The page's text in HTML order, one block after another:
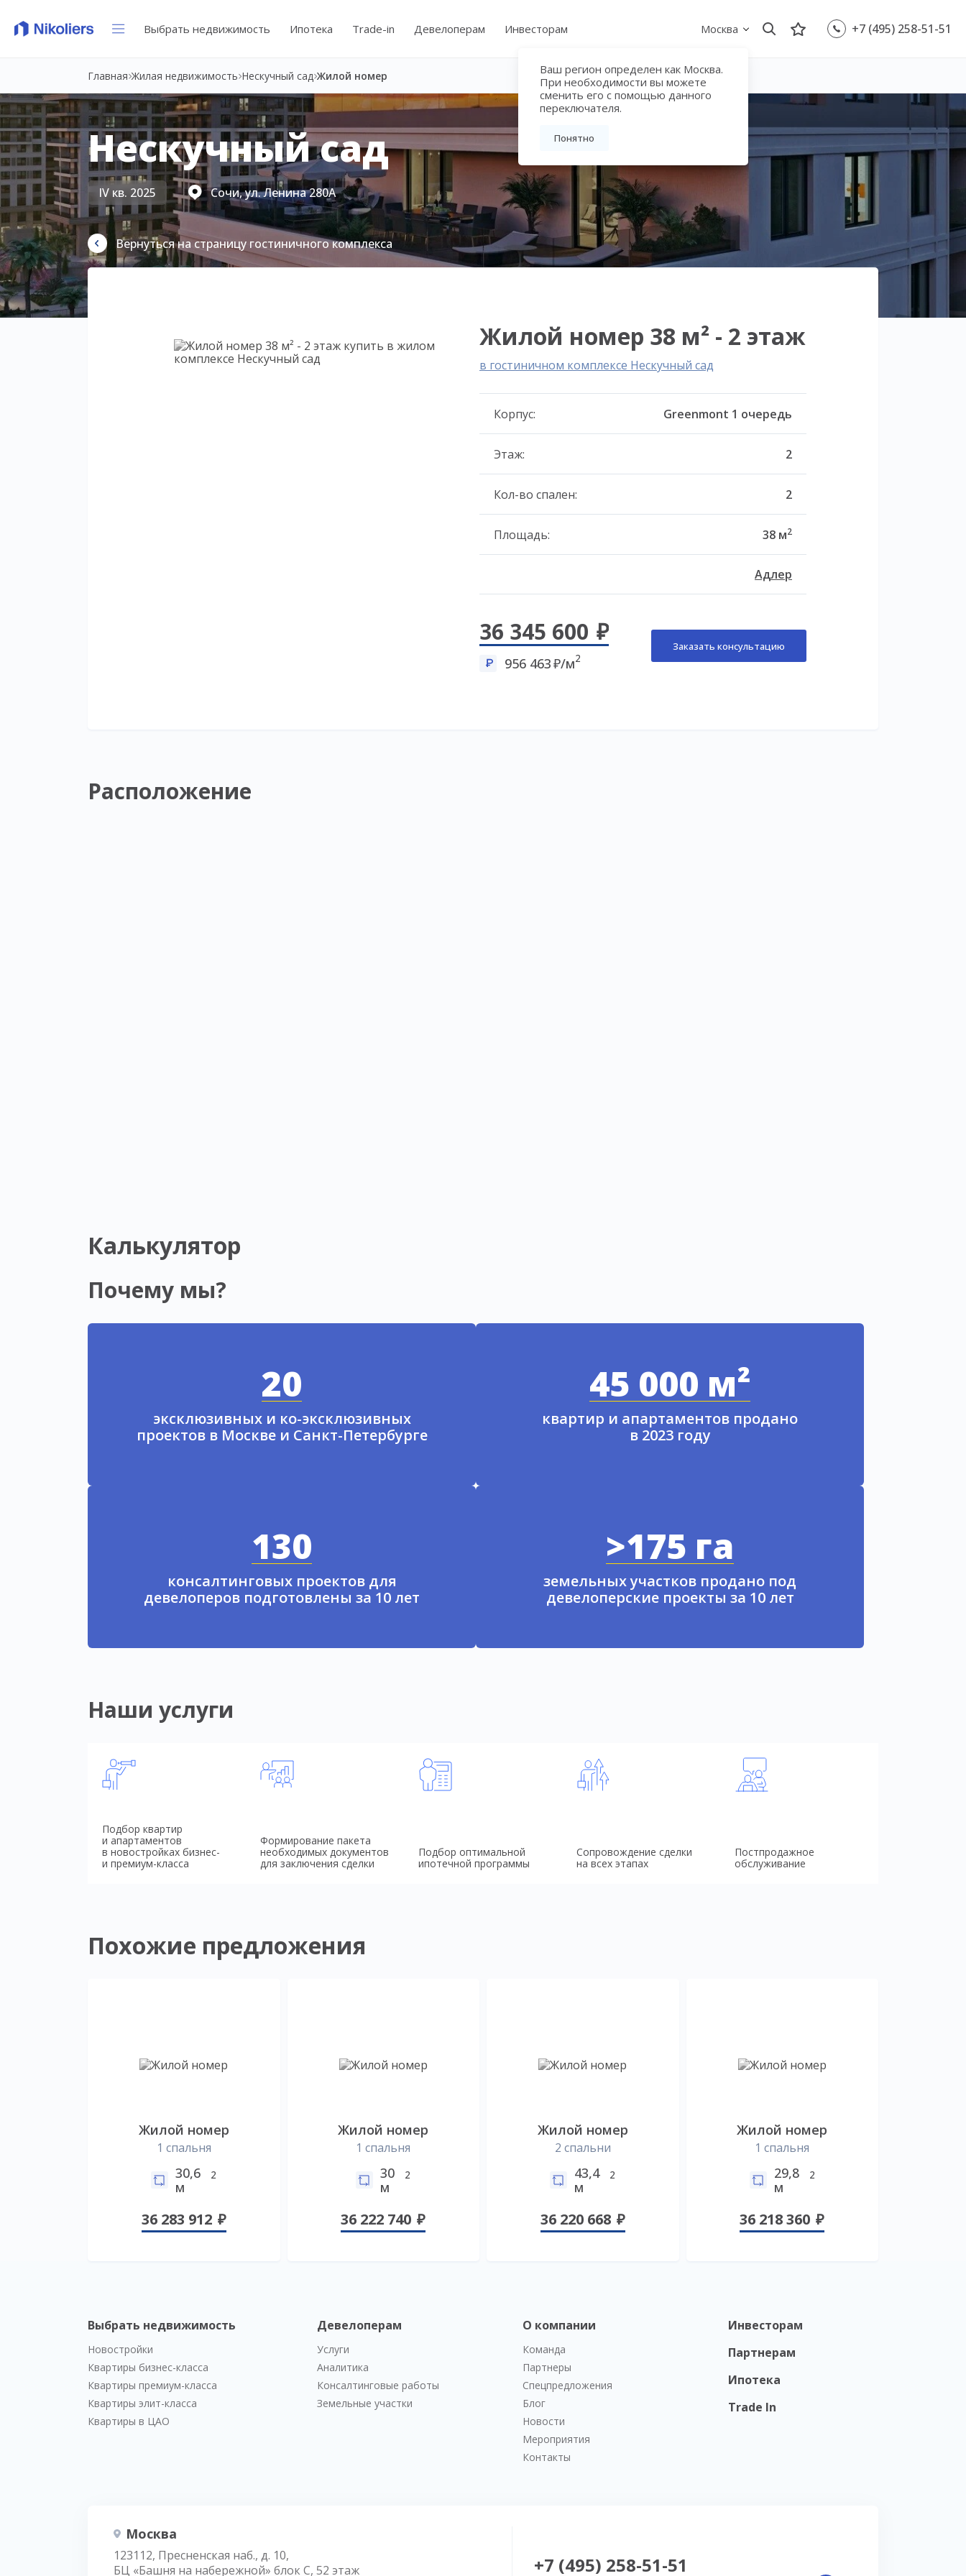
Выбрать недвижимость Ипотека Trade-in Девелоперам Инвесторам Москва
Ваш регион определен как Москва.
При необходимости вы можете
сменить его с помощью данного
переключателя.
Понятно
+7 (495) 258-51-51
Главная Жилая недвижимость Нескучный сад Жилой номер
Нескучный сад
IV кв. 2025 Сочи, ул. Ленина 280А
Вернуться на страницу гостиничного комплекса
Жилой номер 38 м² - 2 этаж
в гостиничном комплексе Нескучный сад
Корпус: Greenmont 1 очередь
Этаж: 2
Кол-во спален: 2
Площадь: 38 м2
Адлер
36 345 600
956 463 /м2
Заказать консультацию
Расположение
Калькулятор
Почему мы?
20
эксклюзивных и ко-эксклюзивных
проектов в Москве и Санкт-Петербурге
45 000 м²
квартир и апартаментов продано
в 2023 году
130
консалтинговых проектов для
девелоперов подготовлены за 10 лет
>175 га
земельных участков продано под
девелоперские проекты за 10 лет
Наши услуги
Подбор квартир
и апартаментов
в новостройках бизнес-
и премиум-класса
Формирование пакета
необходимых документов
для заключения сделки
Подбор оптимальной
ипотечной программы
Сопровождение сделки
на всех этапах
Постпродажное
обслуживание
Похожие предложения
Жилой номер
1 спальня
30,6
м
2
36 283 912
Жилой номер
1 спальня
30
м
2
36 222 740
Жилой номер
2 спальни
43,4
м
2
36 220 668
Жилой номер
1 спальня
29,8
м
2
36 218 360
Выбрать недвижимость
Новостройки
Квартиры бизнес-класса
Квартиры премиум-класса
Квартиры элит-класса
Квартиры в ЦАО
Девелоперам
Услуги
Аналитика
Консалтинговые работы
Земельные участки
О компании
Команда
Партнеры
Спецпредложения
Блог
Новости
Мероприятия
Контакты
Инвесторам
Партнерам
Ипотека
Trade In
Москва
123112, Пресненская наб., д. 10,
БЦ «Башня на набережной» блок С, 52 этаж
+7 (495) 258-51-51